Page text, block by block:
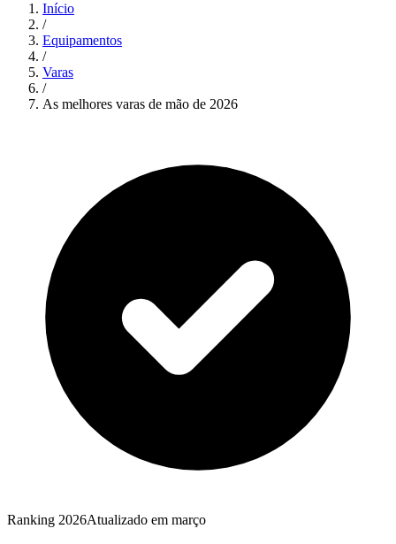
Início
/
Equipamentos
/
Varas
/
As melhores varas de mão de 2026
Ranking 2026Atualizado em março